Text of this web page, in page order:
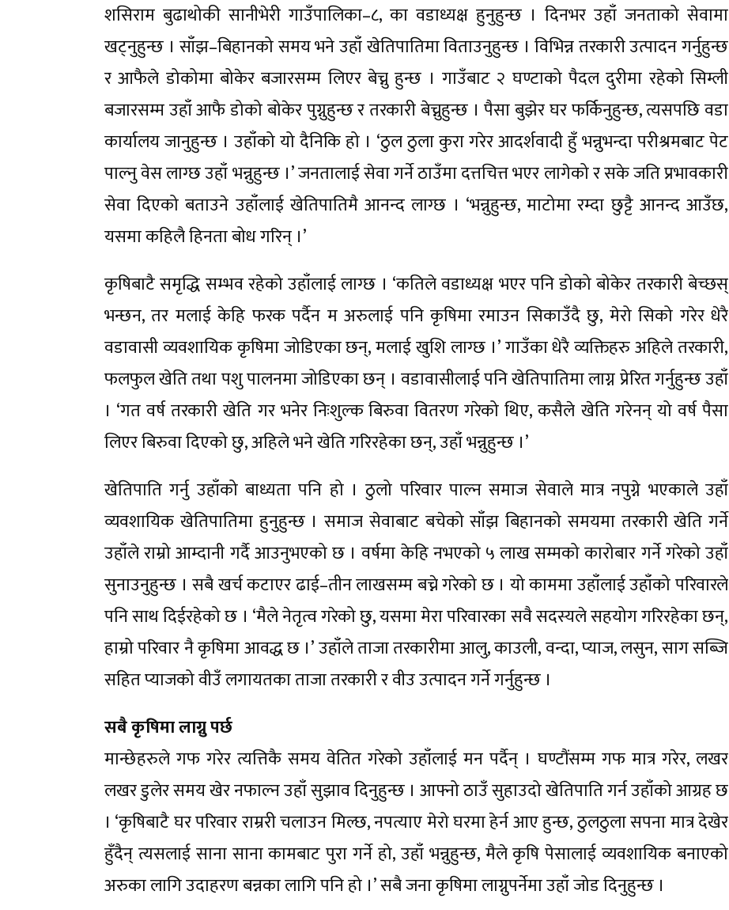
शसिराम बुढाथोकी सानीभेरी गाउँपालिका–८, का वडाध्यक्ष हुनुहुन्छ । दिनभर उहाँ जनताको सेवामा
खट्नुहुन्छ । साँझ–बिहानको समय भने उहाँ खेतिपातिमा विताउनुहुन्छ । विभिन्न तरकारी उत्पादन गर्नुहुन्छ
र आफैले डोकोमा बोकेर बजारसम्म लिएर बेच्नु हुन्छ । गाउँबाट २ घण्टाको पैदल दुरीमा रहेको सिम्ली
बजारसम्म उहाँ आफै डोको बोकेर पुग्नुहुन्छ र तरकारी बेच्नुहुन्छ । पैसा बुझेर घर फर्किनुहुन्छ, त्यसपछि वडा
कार्यालय जानुहुन्छ । उहाँको यो दैनिकि हो । ‘ठुल ठुला कुरा गरेर आदर्शवादी हुँ भन्नुभन्दा परीश्रमबाट पेट
पाल्नु वेस लाग्छ उहाँ भन्नुहुन्छ ।’ जनतालाई सेवा गर्ने ठाउँमा दत्तचित्त भएर लागेको र सके जति प्रभावकारी
सेवा दिएको बताउने उहाँलाई खेतिपातिमै आनन्द लाग्छ । ‘भन्नुहुन्छ, माटोमा रम्दा छुट्टै आनन्द आउँछ,
यसमा कहिलै हिनता बोध गरिन् ।’
कृषिबाटै समृद्धि सम्भव रहेको उहाँलाई लाग्छ । ‘कतिले वडाध्यक्ष भएर पनि डोको बोकेर तरकारी बेच्छस्
भन्छन, तर मलाई केहि फरक पर्दैन म अरुलाई पनि कृषिमा रमाउन सिकाउँदै छु, मेरो सिको गरेर धेरै
वडावासी व्यवशायिक कृषिमा जोडिएका छन्, मलाई खुशि लाग्छ ।’ गाउँका धेरै व्यक्तिहरु अहिले तरकारी,
फलफुल खेति तथा पशु पालनमा जोडिएका छन् । वडावासीलाई पनि खेतिपातिमा लाग्न प्रेरित गर्नुहुन्छ उहाँ
। ‘गत वर्ष तरकारी खेति गर भनेर निःशुल्क बिरुवा वितरण गरेको थिए, कसैले खेति गरेनन् यो वर्ष पैसा
लिएर बिरुवा दिएको छु, अहिले भने खेति गरिरहेका छन्, उहाँ भन्नुहुन्छ ।’
खेतिपाति गर्नु उहाँको बाध्यता पनि हो । ठुलो परिवार पाल्न समाज सेवाले मात्र नपुग्ने भएकाले उहाँ
व्यवशायिक खेतिपातिमा हुनुहुन्छ । समाज सेवाबाट बचेको साँझ बिहानको समयमा तरकारी खेति गर्ने
उहाँले राम्रो आम्दानी गर्दै आउनुभएको छ । वर्षमा केहि नभएको ५ लाख सम्मको कारोबार गर्ने गरेको उहाँ
सुनाउनुहुन्छ । सबै खर्च कटाएर ढाई–तीन लाखसम्म बच्ने गरेको छ । यो काममा उहाँलाई उहाँको परिवारले
पनि साथ दिईरहेको छ । ‘मैले नेतृत्व गरेको छु, यसमा मेरा परिवारका सवै सदस्यले सहयोग गरिरहेका छन्,
हाम्रो परिवार नै कृषिमा आवद्ध छ ।’ उहाँले ताजा तरकारीमा आलु, काउली, वन्दा, प्याज, लसुन, साग सब्जि
सहित प्याजको वीउँ लगायतका ताजा तरकारी र वीउ उत्पादन गर्ने गर्नुहुन्छ ।
सबै कृषिमा लाग्नु पर्छ
मान्छेहरुले गफ गरेर त्यत्तिकै समय वेतित गरेको उहाँलाई मन पर्दैन् । घण्टौंसम्म गफ मात्र गरेर, लखर
लखर डुलेर समय खेर नफाल्न उहाँ सुझाव दिनुहुन्छ । आफ्नो ठाउँ सुहाउदो खेतिपाति गर्न उहाँको आग्रह छ
। ‘कृषिबाटै घर परिवार राम्ररी चलाउन मिल्छ, नपत्याए मेरो घरमा हेर्न आए हुन्छ, ठुलठुला सपना मात्र देखेर
हुँदैन् त्यसलाई साना साना कामबाट पुरा गर्ने हो, उहाँ भन्नुहुन्छ, मैले कृषि पेसालाई व्यवशायिक बनाएको
अरुका लागि उदाहरण बन्नका लागि पनि हो ।’ सबै जना कृषिमा लाग्नुपर्नेमा उहाँ जोड दिनुहुन्छ ।